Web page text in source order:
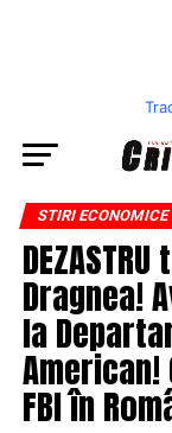
STIRI ECONOMICE
Dragnea!
la
FBI în